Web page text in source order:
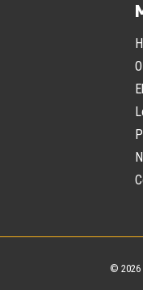
© 2026